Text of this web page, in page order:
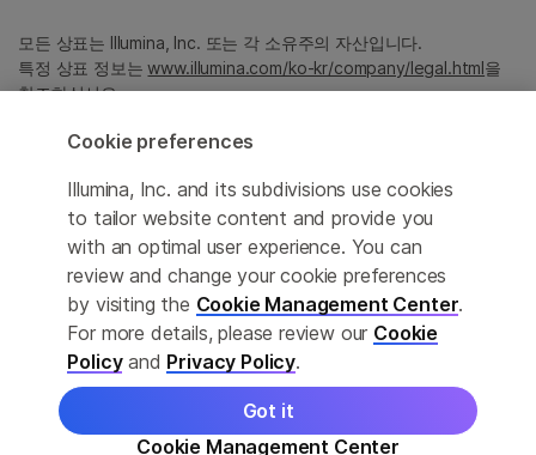
정확한 번역을 제공하고자 합당한 노력을 기울였으나, 자동 번역은
완벽하지 않으며, 그 목적 또한 원문을 대체하기 위함이 아닙니다.
공식 콘텐츠는 영문 버전의 원문 콘텐츠임을 참고 부탁드립니다.
모든 상표는 Illumina, Inc. 또는 각 소유주의 자산입니다.
특정 상표 정보는www.illumina.com/ko-kr/company/legal.html을
참조하십시오.
Privacy Policy
© 2026 Illumina, Inc. All rights reserved.
Cookie preferences
Illumina, Inc. and its subdivisions use cookies
to tailor website content and provide you
with an optimal user experience. You can
review and change your cookie preferences
by visiting the Cookie Management Center.
For more details, please review our Cookie
Policyand Privacy Policy.
Cookie Management Center
Got it